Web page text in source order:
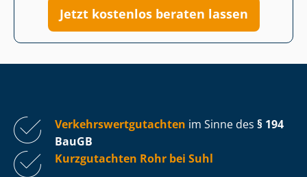
Jetzt kostenlos beraten lassen
Ver­kehrs­wert­gut­ach­ten im Sinne des § 194
BauGB
Kurzgutachten Rohr bei Suhl